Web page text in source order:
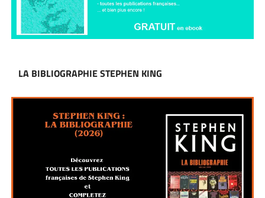
LA BIBLIOGRAPHIE STEPHEN KING